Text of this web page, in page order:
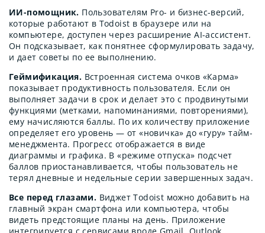
ИИ-помощник. Пользователям Pro- и бизнес-версий,
которые работают в Todoist в браузере или на
компьютере, доступен через расширение AI-ассистент.
Он подсказывает, как понятнее сформулировать задачу,
и дает советы по ее выполнению.
Геймификация. Встроенная система очков «Карма»
показывает продуктивность пользователя. Если он
выполняет задачи в срок и делает это с продвинутыми
функциями (метками, напоминаниями, повторениями),
ему начисляются баллы. По их количеству приложение
определяет его уровень — от «новичка» до «гуру» тайм-
менеджмента. Прогресс отображается в виде
диаграммы и графика. В «режиме отпуска» подсчет
баллов приостанавливается, чтобы пользователь не
терял дневные и недельные серии завершенных задач.
Все перед глазами. Виджет Todoist можно добавить на
главный экран смартфона или компьютера, чтобы
видеть предстоящие планы на день. Приложение